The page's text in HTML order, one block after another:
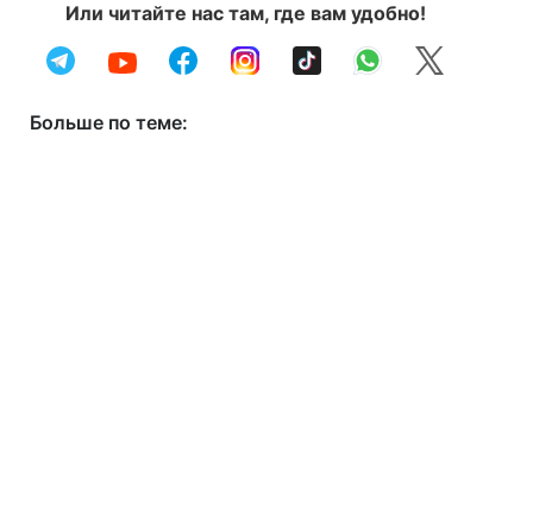
Или читайте нас там, где вам удобно!
Больше по теме: